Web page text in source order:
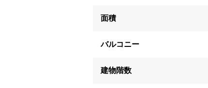
面積
バルコニー
建物階数